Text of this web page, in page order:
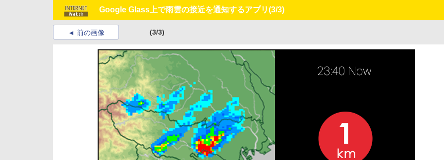
Google Glass上で雨雲の接近を通知するアプリ(3/3)
前の画像 (3/3)